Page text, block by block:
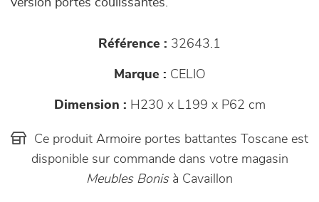
Référence : 32643.1
Marque : CELIO
Dimension : H230 x L199 x P62 cm
Ce produit Armoire portes battantes Toscane est
disponible sur commande dans votre magasin
Meubles Bonisà Cavaillon